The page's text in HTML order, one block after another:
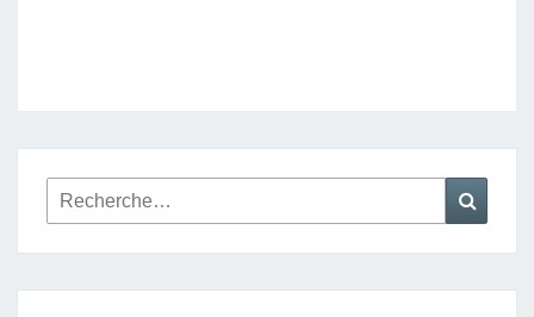
Rechercher :